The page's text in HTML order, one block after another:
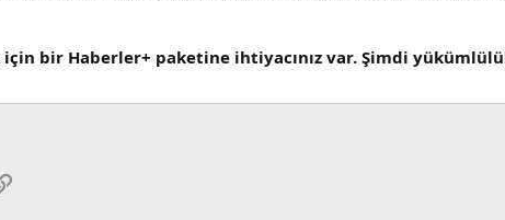
bir Haberler+ paketine ihtiyacınız var. Şimdi
Link